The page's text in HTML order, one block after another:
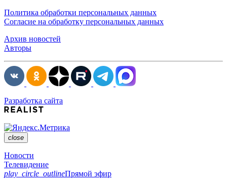
Политика обработки персональных данных
Согласие на обработку персональных данных
Архив новостей
Авторы
Разработка сайта
close
Новости
Телевидение
play_circle_outlineПрямой эфир